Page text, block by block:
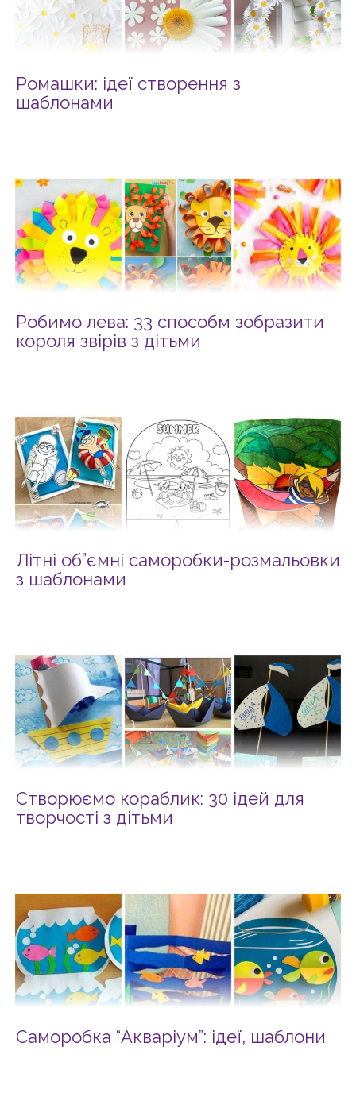
Ромашки: ідеї створення з
шаблонами
Робимо лева: 33 способм зобразити
короля звірів з дітьми
Літні об”ємні саморобки-розмальовки
з шаблонами
Створюємо кораблик: 30 ідей для
творчості з дітьми
Саморобка “Акваріум”: ідеї, шаблони